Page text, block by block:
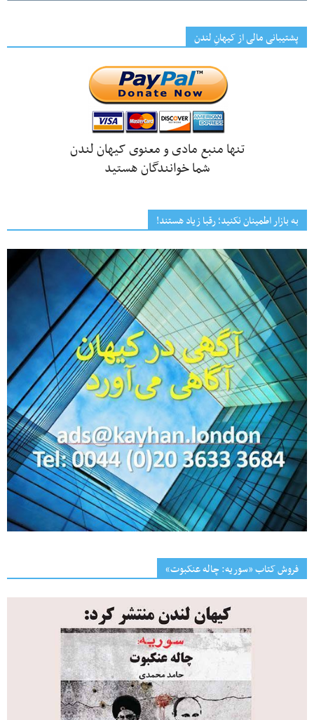
پشتیبانی مالی از کیهانِ لندن
تنها منبع مادی و معنوی کیهان لندن
شما خوانندگان هستید
به بازار اطمینان نکنید؛ رقبا زیاد هستند!
فروش کتاب «سوریه: چاله عنکبوت»